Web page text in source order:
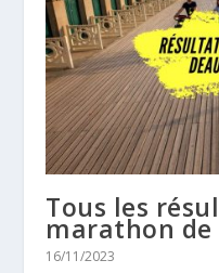
Tous les
marathon de
16/11/2023